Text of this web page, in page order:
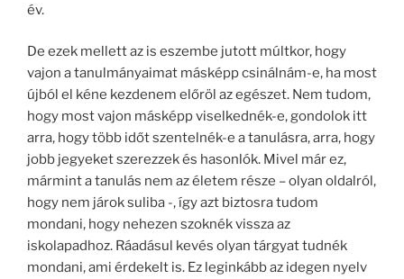
év.
De ezek mellett az is eszembe jutott múltkor, hogy
vajon a tanulmányaimat másképp csinálnám-e, ha most
újból el kéne kezdenem előröl az egészet. Nem tudom,
hogy most vajon másképp viselkednék-e, gondolok itt
arra, hogy több időt szentelnék-e a tanulásra, arra, hogy
jobb jegyeket szerezzek és hasonlók. Mivel már ez,
mármint a tanulás nem az életem része – olyan oldalról,
hogy nem járok suliba -, így azt biztosra tudom
mondani, hogy nehezen szoknék vissza az
iskolapadhoz. Ráadásul kevés olyan tárgyat tudnék
mondani, ami érdekelt is. Ez leginkább az idegen nyelv